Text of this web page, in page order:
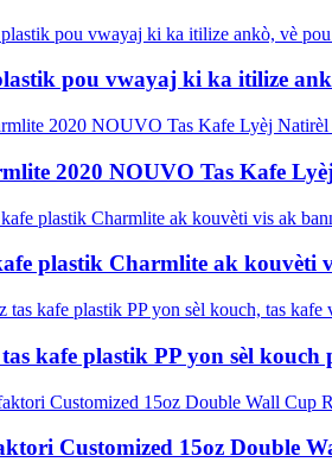
pou vwayaj ki ka itilize
2020 NOUVO Tas Kafe
plastik Charmlite ak kouvèti
tas kafe plastik PP yon sèl kouch
Customized 15oz Double